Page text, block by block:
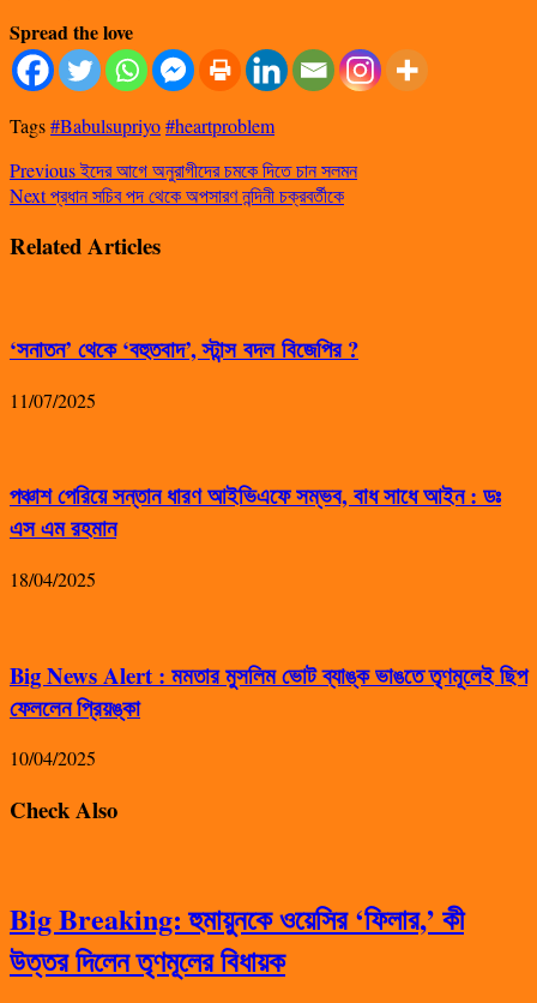
Spread the love
Tags#Babulsupriyo#heartproblem
Previousইদের আগে অনুরাগীদের চমকে দিতে চান সলমন
Nextপ্রধান সচিব পদ থেকে অপসারণ নন্দিনী চক্রবর্তীকে
Related Articles
‘সনাতন’ থেকে ‘বহুতবাদ’, স্টান্স বদল বিজেপির ?
11/07/2025
পঞ্চাশ পেরিয়ে সন্তান ধারণ আইভিএফে সম্ভব, বাধ সাধে আইন : ডঃ
এস এম রহমান
18/04/2025
Big News Alert : মমতার মুসলিম ভোট ব্যাঙ্ক ভাঙতে তৃণমূলেই ছিপ
ফেললেন প্রিয়ঙ্কা
10/04/2025
Check Also
Big Breaking: হুমায়ুনকে ওয়েসির ‘ফিলার,’ কী
উত্তর দিলেন তৃণমূলের বিধায়ক